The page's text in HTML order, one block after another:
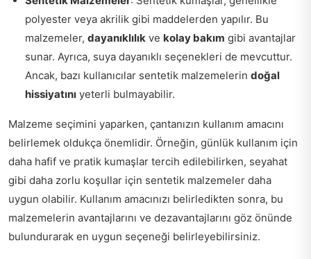
polyester veya akrilik gibi maddelerden yapılır. Bu
malzemeler, dayanıklılık ve kolay bakım gibi avantajlar
sunar. Ayrıca, suya dayanıklı seçenekleri de mevcuttur.
Ancak, bazı kullanıcılar sentetik malzemelerin doğal
hissiyatını yeterli bulmayabilir.
Malzeme seçimini yaparken, çantanızın kullanım amacını
belirlemek oldukça önemlidir. Örneğin, günlük kullanım için
daha hafif ve pratik kumaşlar tercih edilebilirken, seyahat
gibi daha zorlu koşullar için sentetik malzemeler daha
uygun olabilir. Kullanım amacınızı belirledikten sonra, bu
malzemelerin avantajlarını ve dezavantajlarını göz önünde
bulundurarak en uygun seçeneği belirleyebilirsiniz.